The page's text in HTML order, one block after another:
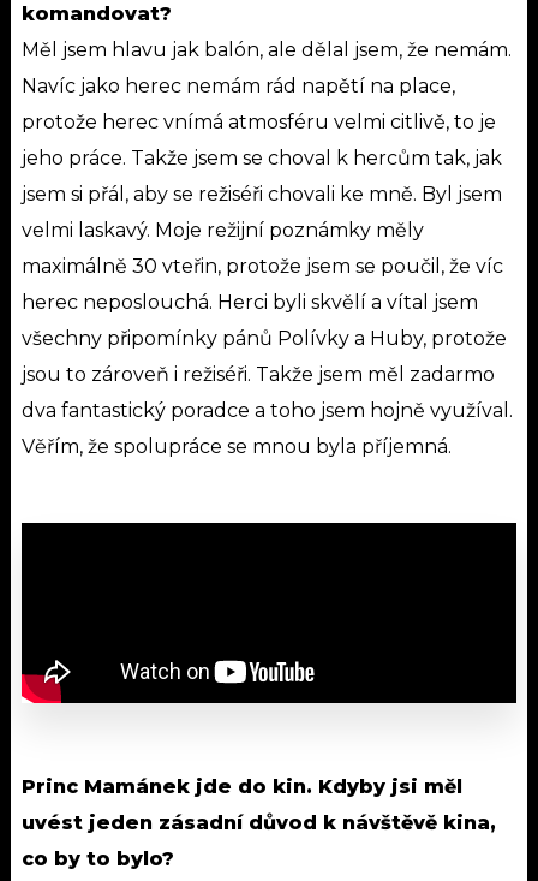
komandovat?
Měl jsem hlavu jak balón, ale dělal jsem, že nemám.
Navíc jako herec nemám rád napětí na place,
protože herec vnímá atmosféru velmi citlivě, to je
jeho práce. Takže jsem se choval k hercům tak, jak
jsem si přál, aby se režiséři chovali ke mně. Byl jsem
velmi laskavý. Moje režijní poznámky měly
maximálně 30 vteřin, protože jsem se poučil, že víc
herec neposlouchá. Herci byli skvělí a vítal jsem
všechny připomínky pánů Polívky a Huby, protože
jsou to zároveň i režiséři. Takže jsem měl zadarmo
dva fantastický poradce a toho jsem hojně využíval.
Věřím, že spolupráce se mnou byla příjemná.
Princ Mamánek jde do kin. Kdyby jsi měl
uvést jeden zásadní důvod k návštěvě kina,
co by to bylo?